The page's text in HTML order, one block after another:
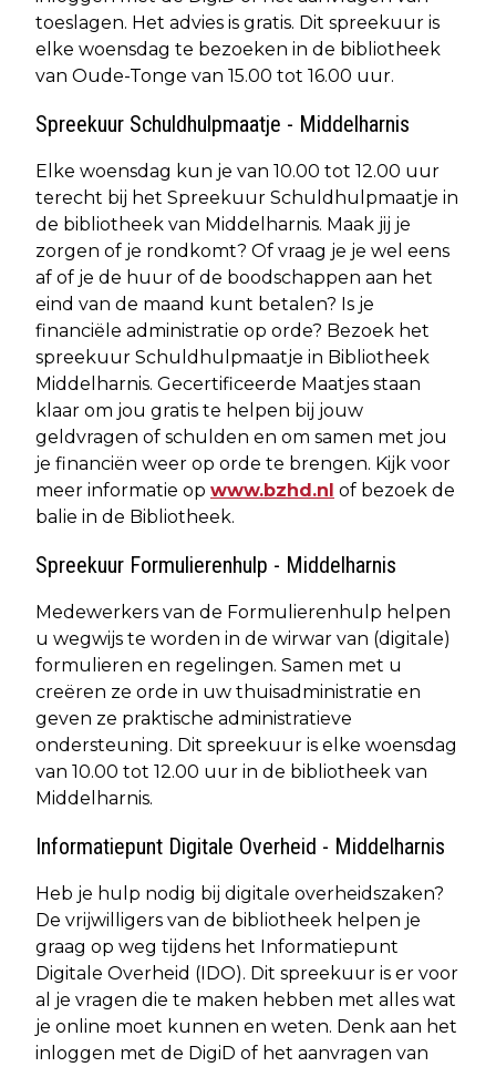
toeslagen. Het advies is gratis. Dit spreekuur is
elke woensdag te bezoeken in de bibliotheek
van Oude-Tonge van 15.00 tot 16.00 uur.
Spreekuur Schuldhulpmaatje - Middelharnis
Elke woensdag kun je van 10.00 tot 12.00 uur
terecht bij het Spreekuur Schuldhulpmaatje in
de bibliotheek van Middelharnis. Maak jij je
zorgen of je rondkomt? Of vraag je je wel eens
af of je de huur of de boodschappen aan het
eind van de maand kunt betalen? Is je
financiële administratie op orde? Bezoek het
spreekuur Schuldhulpmaatje in Bibliotheek
Middelharnis. Gecertificeerde Maatjes staan
klaar om jou gratis te helpen bij jouw
geldvragen of schulden en om samen met jou
je financiën weer op orde te brengen. Kijk voor
meer informatie op www.bzhd.nl of bezoek de
balie in de Bibliotheek.
Spreekuur Formulierenhulp - Middelharnis
Medewerkers van de Formulierenhulp helpen
u wegwijs te worden in de wirwar van (digitale)
formulieren en regelingen. Samen met u
creëren ze orde in uw thuisadministratie en
geven ze praktische administratieve
ondersteuning. Dit spreekuur is elke woensdag
van 10.00 tot 12.00 uur in de bibliotheek van
Middelharnis.
Informatiepunt Digitale Overheid - Middelharnis
Heb je hulp nodig bij digitale overheidszaken?
De vrijwilligers van de bibliotheek helpen je
graag op weg tijdens het Informatiepunt
Digitale Overheid (IDO). Dit spreekuur is er voor
al je vragen die te maken hebben met alles wat
je online moet kunnen en weten. Denk aan het
inloggen met de DigiD of het aanvragen van